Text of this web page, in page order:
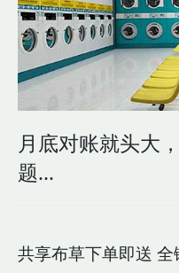
月底对账就头大
题...
共享布草下单即送